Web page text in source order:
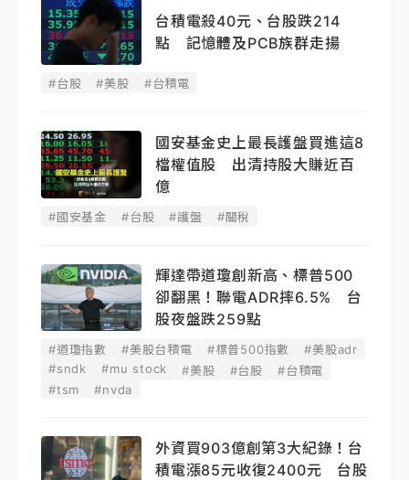
台積電殺40元、台股跌214
點 記憶體及PCB族群走揚
#台股 #美股 #台積電
國安基金史上最長護盤買進這8
檔權值股 出清持股大賺近百
億
#國安基金 #台股 #護盤 #關稅
輝達帶道瓊創新高、標普500
卻翻黑！聯電ADR摔6.5% 台
股夜盤跌259點
#道瓊指數 #美股台積電 #標普500指數
#美股adr
#sndk
#mu stock #美股 #台股
#台積電
#tsm
#nvda
外資買903億創第3大紀錄！台
積電漲85元收復2400元 台股